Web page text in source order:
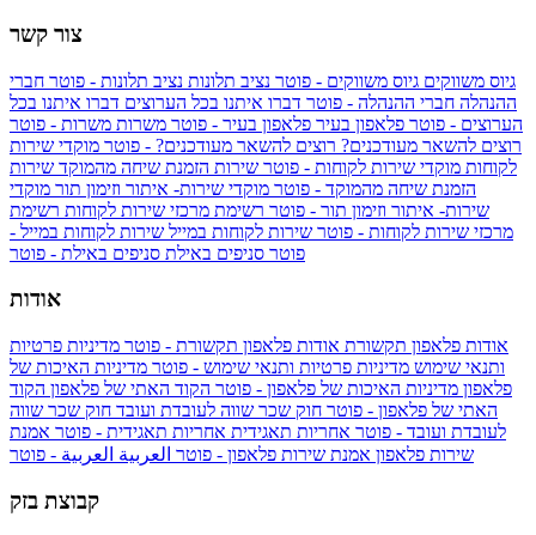
צור קשר
גיוס משווקים גיוס משווקים - פוטר נציב תלונות נציב תלונות - פוטר חברי
ההנהלה חברי ההנהלה - פוטר דברו איתנו בכל הערוצים דברו איתנו בכל
הערוצים - פוטר פלאפון בעיר פלאפון בעיר - פוטר משרות משרות - פוטר
רוצים להשאר מעודכנים? רוצים להשאר מעודכנים? - פוטר מוקדי שירות
לקוחות מוקדי שירות לקוחות - פוטר שירות הזמנת שיחה מהמוקד שירות
הזמנת שיחה מהמוקד - פוטר מוקדי שירות- איתור וזימון תור מוקדי
שירות- איתור וזימון תור - פוטר רשימת מרכזי שירות לקוחות רשימת
מרכזי שירות לקוחות - פוטר שירות לקוחות במייל שירות לקוחות במייל -
פוטר סניפים באילת סניפים באילת - פוטר
אודות
אודות פלאפון תקשורת אודות פלאפון תקשורת - פוטר מדיניות פרטיות
ותנאי שימוש מדיניות פרטיות ותנאי שימוש - פוטר מדיניות האיכות של
פלאפון מדיניות האיכות של פלאפון - פוטר הקוד האתי של פלאפון הקוד
האתי של פלאפון - פוטר חוק שכר שווה לעובדת ועובד חוק שכר שווה
לעובדת ועובד - פוטר אחריות תאגידית אחריות תאגידית - פוטר אמנת
שירות פלאפון אמנת שירות פלאפון - פוטר العربية العربية - פוטר
קבוצת בזק